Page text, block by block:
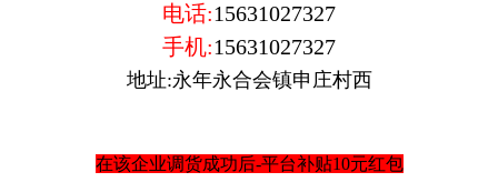
电话:15631027327
手机:15631027327
地址:永年永合会镇申庄村西
在该企业调货成功后-平台补贴10元红包